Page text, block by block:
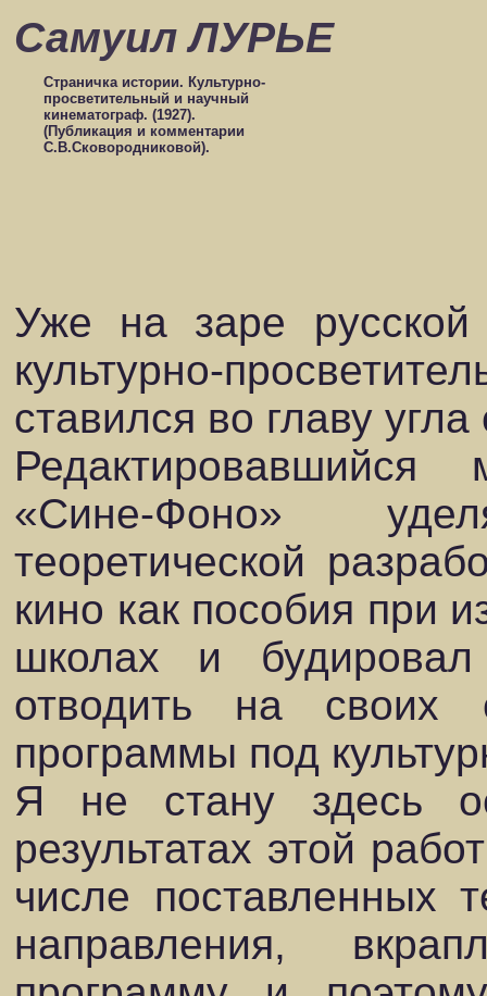
Самуил ЛУРЬЕ
Страничка истории. Культурно-
просветительный и научный
кинематограф. (1927).
(Публикация и комментарии
С.В.Сковородниковой).
Уже на заре русской
культурно-
ставился во главу
«Сине-Фоно»
теоретической
кино как пособия при
школах и будировал
отводить на своих
программы под
Я не стану здесь
результатах этой
числе поставленных
направления,